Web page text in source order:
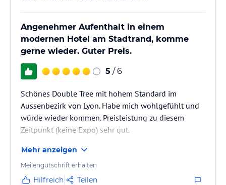
Angenehmer Aufenthalt in einem
modernen Hotel am Stadtrand, komme
gerne wieder. Guter Preis.
5 / 6
Schönes Double Tree mit hohem Standard im
Aussenbezirk von Lyon. Habe mich wohlgefühlt und
würde wieder kommen. Preisleistung zu diesem
Zeitpunkt (keine Expo) sehr gut.
Mehr anzeigen
Meilengutschrift erhalten
Hilfreich Teilen